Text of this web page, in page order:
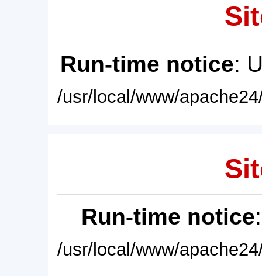
Run-time notice:
/usr/local/www/
Run-time notice
/usr/local/www/